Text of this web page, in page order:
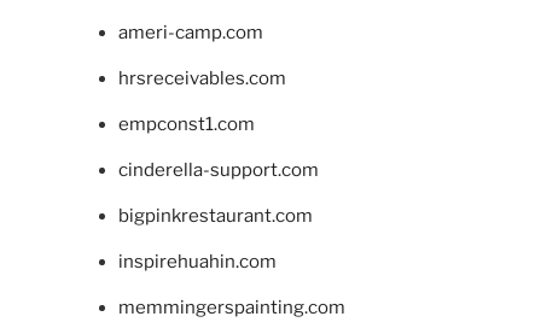
ameri-camp.com
hrsreceivables.com
empconst1.com
cinderella-support.com
bigpinkrestaurant.com
inspirehuahin.com
memmingerspainting.com